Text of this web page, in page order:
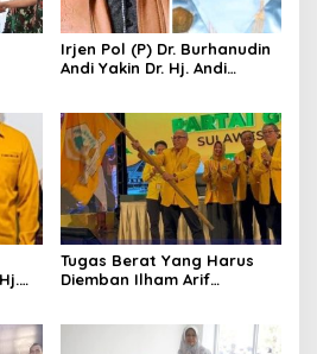
Irjen Pol (P) Dr. Burhanudin
Andi Yakin Dr. Hj. Andi
Tugas Berat Yang Harus
Diemban Ilham Arif